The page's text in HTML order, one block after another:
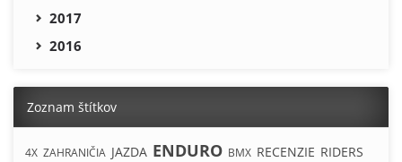
2017
2016
Zoznam štítkov
4X ZAHRANIČIA JAZDA ENDURO BMX RECENZIE RIDERS